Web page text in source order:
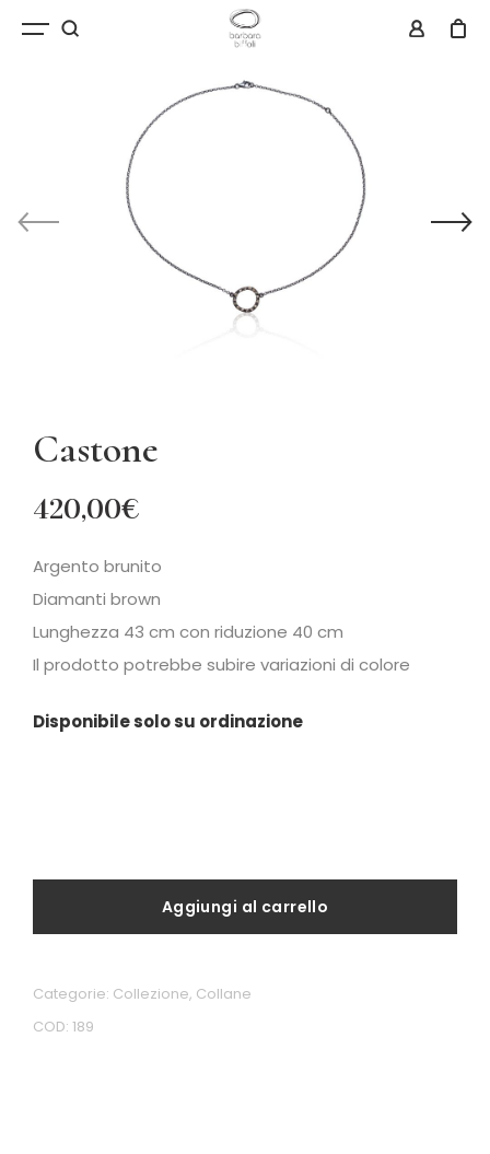
Castone
420,00€
Argento brunito
Diamanti brown
Lunghezza 43 cm con riduzione 40 cm
Il prodotto potrebbe subire variazioni di colore
Disponibile solo su ordinazione
Aggiungi al carrello
COD: 189
Categorie: Collezione, Collane